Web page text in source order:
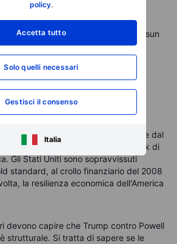
policy.
Accetta tutto
Solo quelli necessari
Gestisci il consenso
Italia
alternativi rimangono limitati: nessun
di eguagliare la profondità e la
Tuttavia, una riduzione
anche in modo incrementale,
duraturi.
reale?
non è il momento di farsi prendere dal
questa crisi non è il primo shock di
Gli Stati Uniti sono sopravvissuti
standard, al crollo finanziario del 2008
la resilienza economica dell'America
devono capire che Trump contro Powell
strutturale. Si tratta di sapere se le